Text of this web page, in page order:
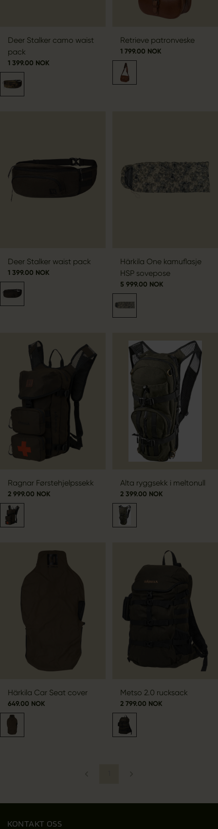
Deer Stalker camo waist
pack
1 399.00 NOK
Retrieve patronveske
1 799.00 NOK
Deer Stalker waist pack
1 399.00 NOK
Härkila One kamuflasje
HSP sovepose
5 999.00 NOK
Ragnar Førstehjelpssekk
2 999.00 NOK
Alta ryggsekk i meltonull
2 399.00 NOK
Härkila Car Seat cover
649.00 NOK
Metso 2.0 rucksack
2 799.00 NOK
KONTAKT OSS